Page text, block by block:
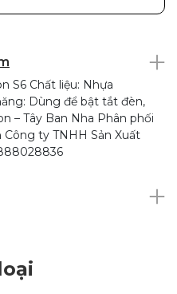
S6 Chất liệu: Nhựa
Dùng để bật tắt đèn,
– Tây Ban Nha Phân phối
ty TNHH Sản Xuất